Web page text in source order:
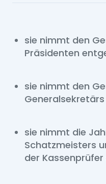
sie nimmt den
Präsidenten
sie nimmt den
sie nimmt die
Schatzmeisters
der